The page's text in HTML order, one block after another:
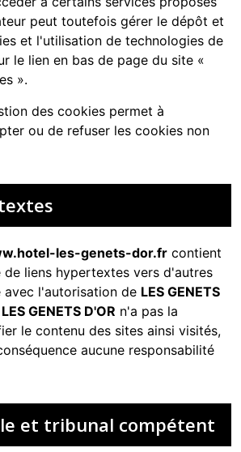
peut toutefois gérer le dépôt et
et l'utilisation de technologies de
le lien en bas de page du site «
».
des cookies permet à
ou de refuser les cookies non
les-genets-dor.fr contient
de liens hypertextes vers d'autres
avec l'autorisation de LES GENETS
LES GENETS D'OR n'a pas la
le contenu des sites ainsi visités,
aucune responsabilité
et tribunal compétent